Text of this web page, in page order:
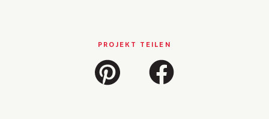
PROJEKT TEILEN